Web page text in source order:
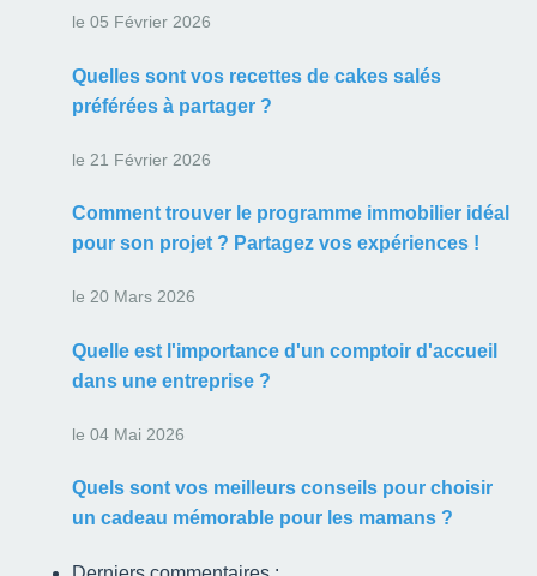
le 05 Février 2026
Quelles sont vos recettes de cakes salés
préférées à partager ?
le 21 Février 2026
Comment trouver le programme immobilier idéal
pour son projet ? Partagez vos expériences !
le 20 Mars 2026
Quelle est l'importance d'un comptoir d'accueil
dans une entreprise ?
le 04 Mai 2026
Quels sont vos meilleurs conseils pour choisir
un cadeau mémorable pour les mamans ?